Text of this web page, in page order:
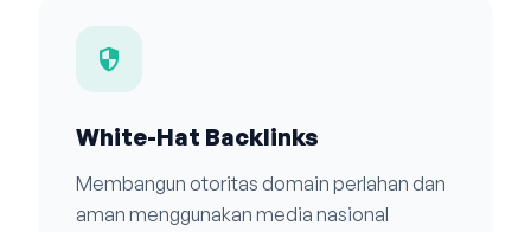
security
White-Hat Backlinks
Membangun otoritas domain perlahan dan
aman menggunakan media nasional